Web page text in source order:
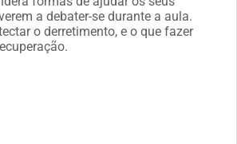
a debater-se durante a aula.
o derretimento, e o que fazer